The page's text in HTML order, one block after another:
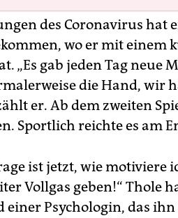
des Coronavirus hat
wo er mit einem
„Es gab jeden Tag neue
die Hand, wir
er. Ab dem zweiten
Sportlich reichte es am
ist jetzt, wie motiviere
Vollgas geben!“ Thole
einer Psychologin, das